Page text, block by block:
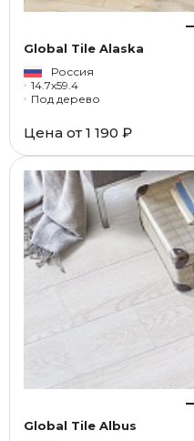
Global Tile Alaska
Россия
14.7x59.4
Под дерево
Цена от 1 190 ₽
Global Tile Albus